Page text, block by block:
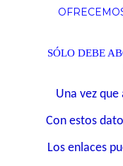
SÓLO DEBE
Una vez
Con estos
Los enlaces